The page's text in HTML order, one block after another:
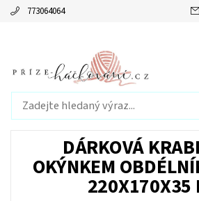
773064064
DÁRKOVÁ
OKÝNKEM
220X170X35